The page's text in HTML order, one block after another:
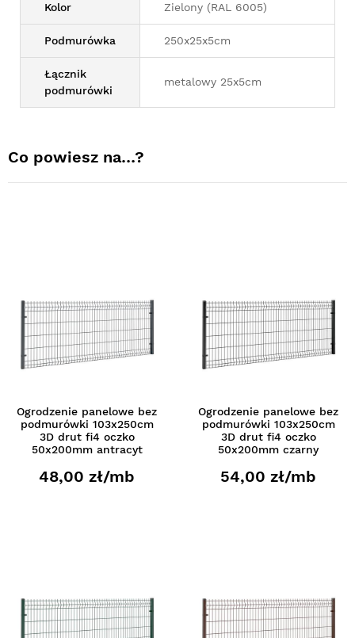
Kolor Zielony (RAL 6005)
Podmurówka 250x25x5cm
Łącznik
podmurówki
metalowy 25x5cm
Co powiesz na…?
Ogrodzenie panelowe bez
podmurówki 103x250cm
3D drut fi4 oczko
50x200mm antracyt
48,00 zł/mb
Ogrodzenie panelowe bez
podmurówki 103x250cm
3D drut fi4 oczko
50x200mm czarny
54,00 zł/mb